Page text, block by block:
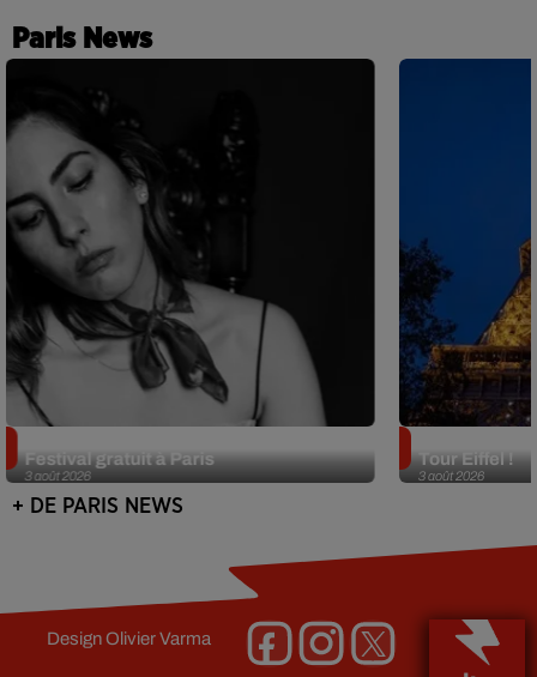
Paris News
3 août 2026
Festival gratuit à Paris
3 août 2026
Tour Eiffel !
+ DE PARIS NEWS
DesignOlivier Varma